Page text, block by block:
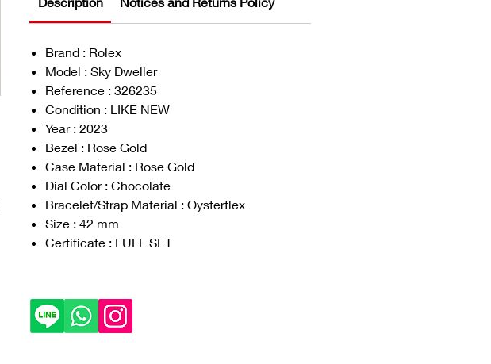
Brand : Rolex
Model : Sky Dweller
Reference : 326235
Condition : LIKE NEW
Year : 2023
Bezel : Rose Gold
Case Material : Rose Gold
Dial Color : Chocolate
Bracelet/Strap Material : Oysterflex
Size : 42 mm
Certificate : FULL SET